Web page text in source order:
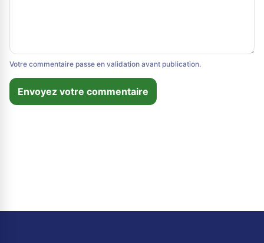
Votre commentaire passe en validation avant publication.
Envoyez votre commentaire